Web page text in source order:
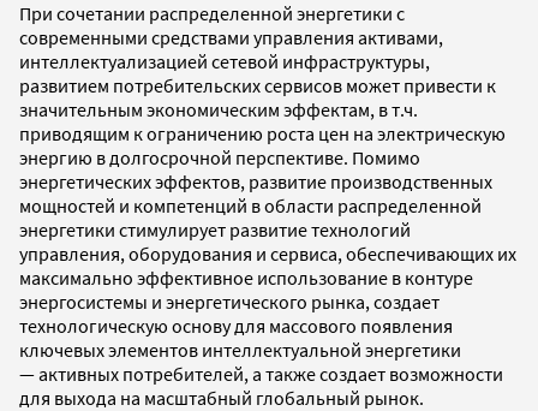
При сочетании распределенной энергетики с
современными средствами управления активами,
интеллектуализацией сетевой инфраструктуры,
развитием потребительских сервисов может привести к
значительным экономическим эффектам, в т.ч.
приводящим к ограничению роста цен на электрическую
энергию в долгосрочной перспективе. Помимо
энергетических эффектов, развитие производственных
мощностей и компетенций в области распределенной
энергетики стимулирует развитие технологий
управления, оборудования и сервиса, обеспечивающих их
максимально эффективное использование в контуре
энергосистемы и энергетического рынка, создает
технологическую основу для массового появления
ключевых элементов интеллектуальной энергетики
— активных потребителей, а также создает возможности
для выхода на масштабный глобальный рынок.